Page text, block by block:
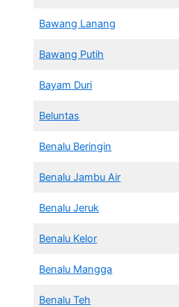
Bawang Lanang
Bawang Putih
Bayam Duri
Beluntas
Benalu Beringin
Benalu Jambu Air
Benalu Jeruk
Benalu Kelor
Benalu Mangga
Benalu Teh